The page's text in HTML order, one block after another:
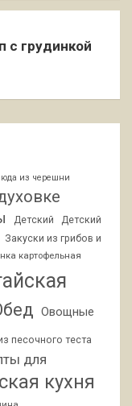
с грудинкой
из черешни
Детский
Детский
Закуски из грибов и
картофельная
Овощные
песочного теста
для
кухня